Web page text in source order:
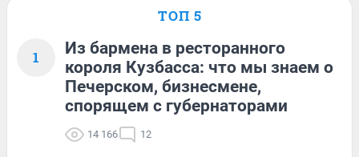
ТОП 5
1
Из бармена в ресторанного
короля Кузбасса: что мы знаем о
Печерском, бизнесмене,
спорящем с губернаторами
14 166 12